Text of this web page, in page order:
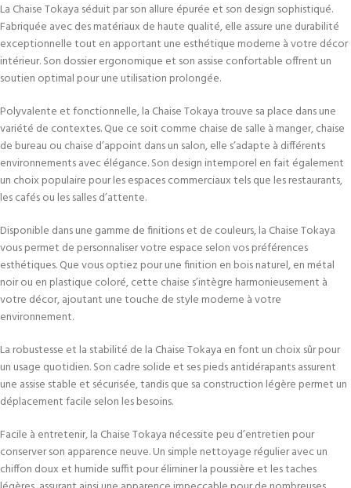
La Chaise Tokaya séduit par son allure épurée et son design sophistiqué.
Fabriquée avec des matériaux de haute qualité, elle assure une durabilité
exceptionnelle tout en apportant une esthétique moderne à votre décor
intérieur. Son dossier ergonomique et son assise confortable offrent un
soutien optimal pour une utilisation prolongée.
Polyvalente et fonctionnelle, la Chaise Tokaya trouve sa place dans une
variété de contextes. Que ce soit comme chaise de salle à manger, chaise
de bureau ou chaise d’appoint dans un salon, elle s’adapte à différents
environnements avec élégance. Son design intemporel en fait également
un choix populaire pour les espaces commerciaux tels que les restaurants,
les cafés ou les salles d’attente.
Disponible dans une gamme de finitions et de couleurs, la Chaise Tokaya
vous permet de personnaliser votre espace selon vos préférences
esthétiques. Que vous optiez pour une finition en bois naturel, en métal
noir ou en plastique coloré, cette chaise s’intègre harmonieusement à
votre décor, ajoutant une touche de style moderne à votre
environnement.
La robustesse et la stabilité de la Chaise Tokaya en font un choix sûr pour
un usage quotidien. Son cadre solide et ses pieds antidérapants assurent
une assise stable et sécurisée, tandis que sa construction légère permet un
déplacement facile selon les besoins.
Facile à entretenir, la Chaise Tokaya nécessite peu d’entretien pour
conserver son apparence neuve. Un simple nettoyage régulier avec un
chiffon doux et humide suffit pour éliminer la poussière et les taches